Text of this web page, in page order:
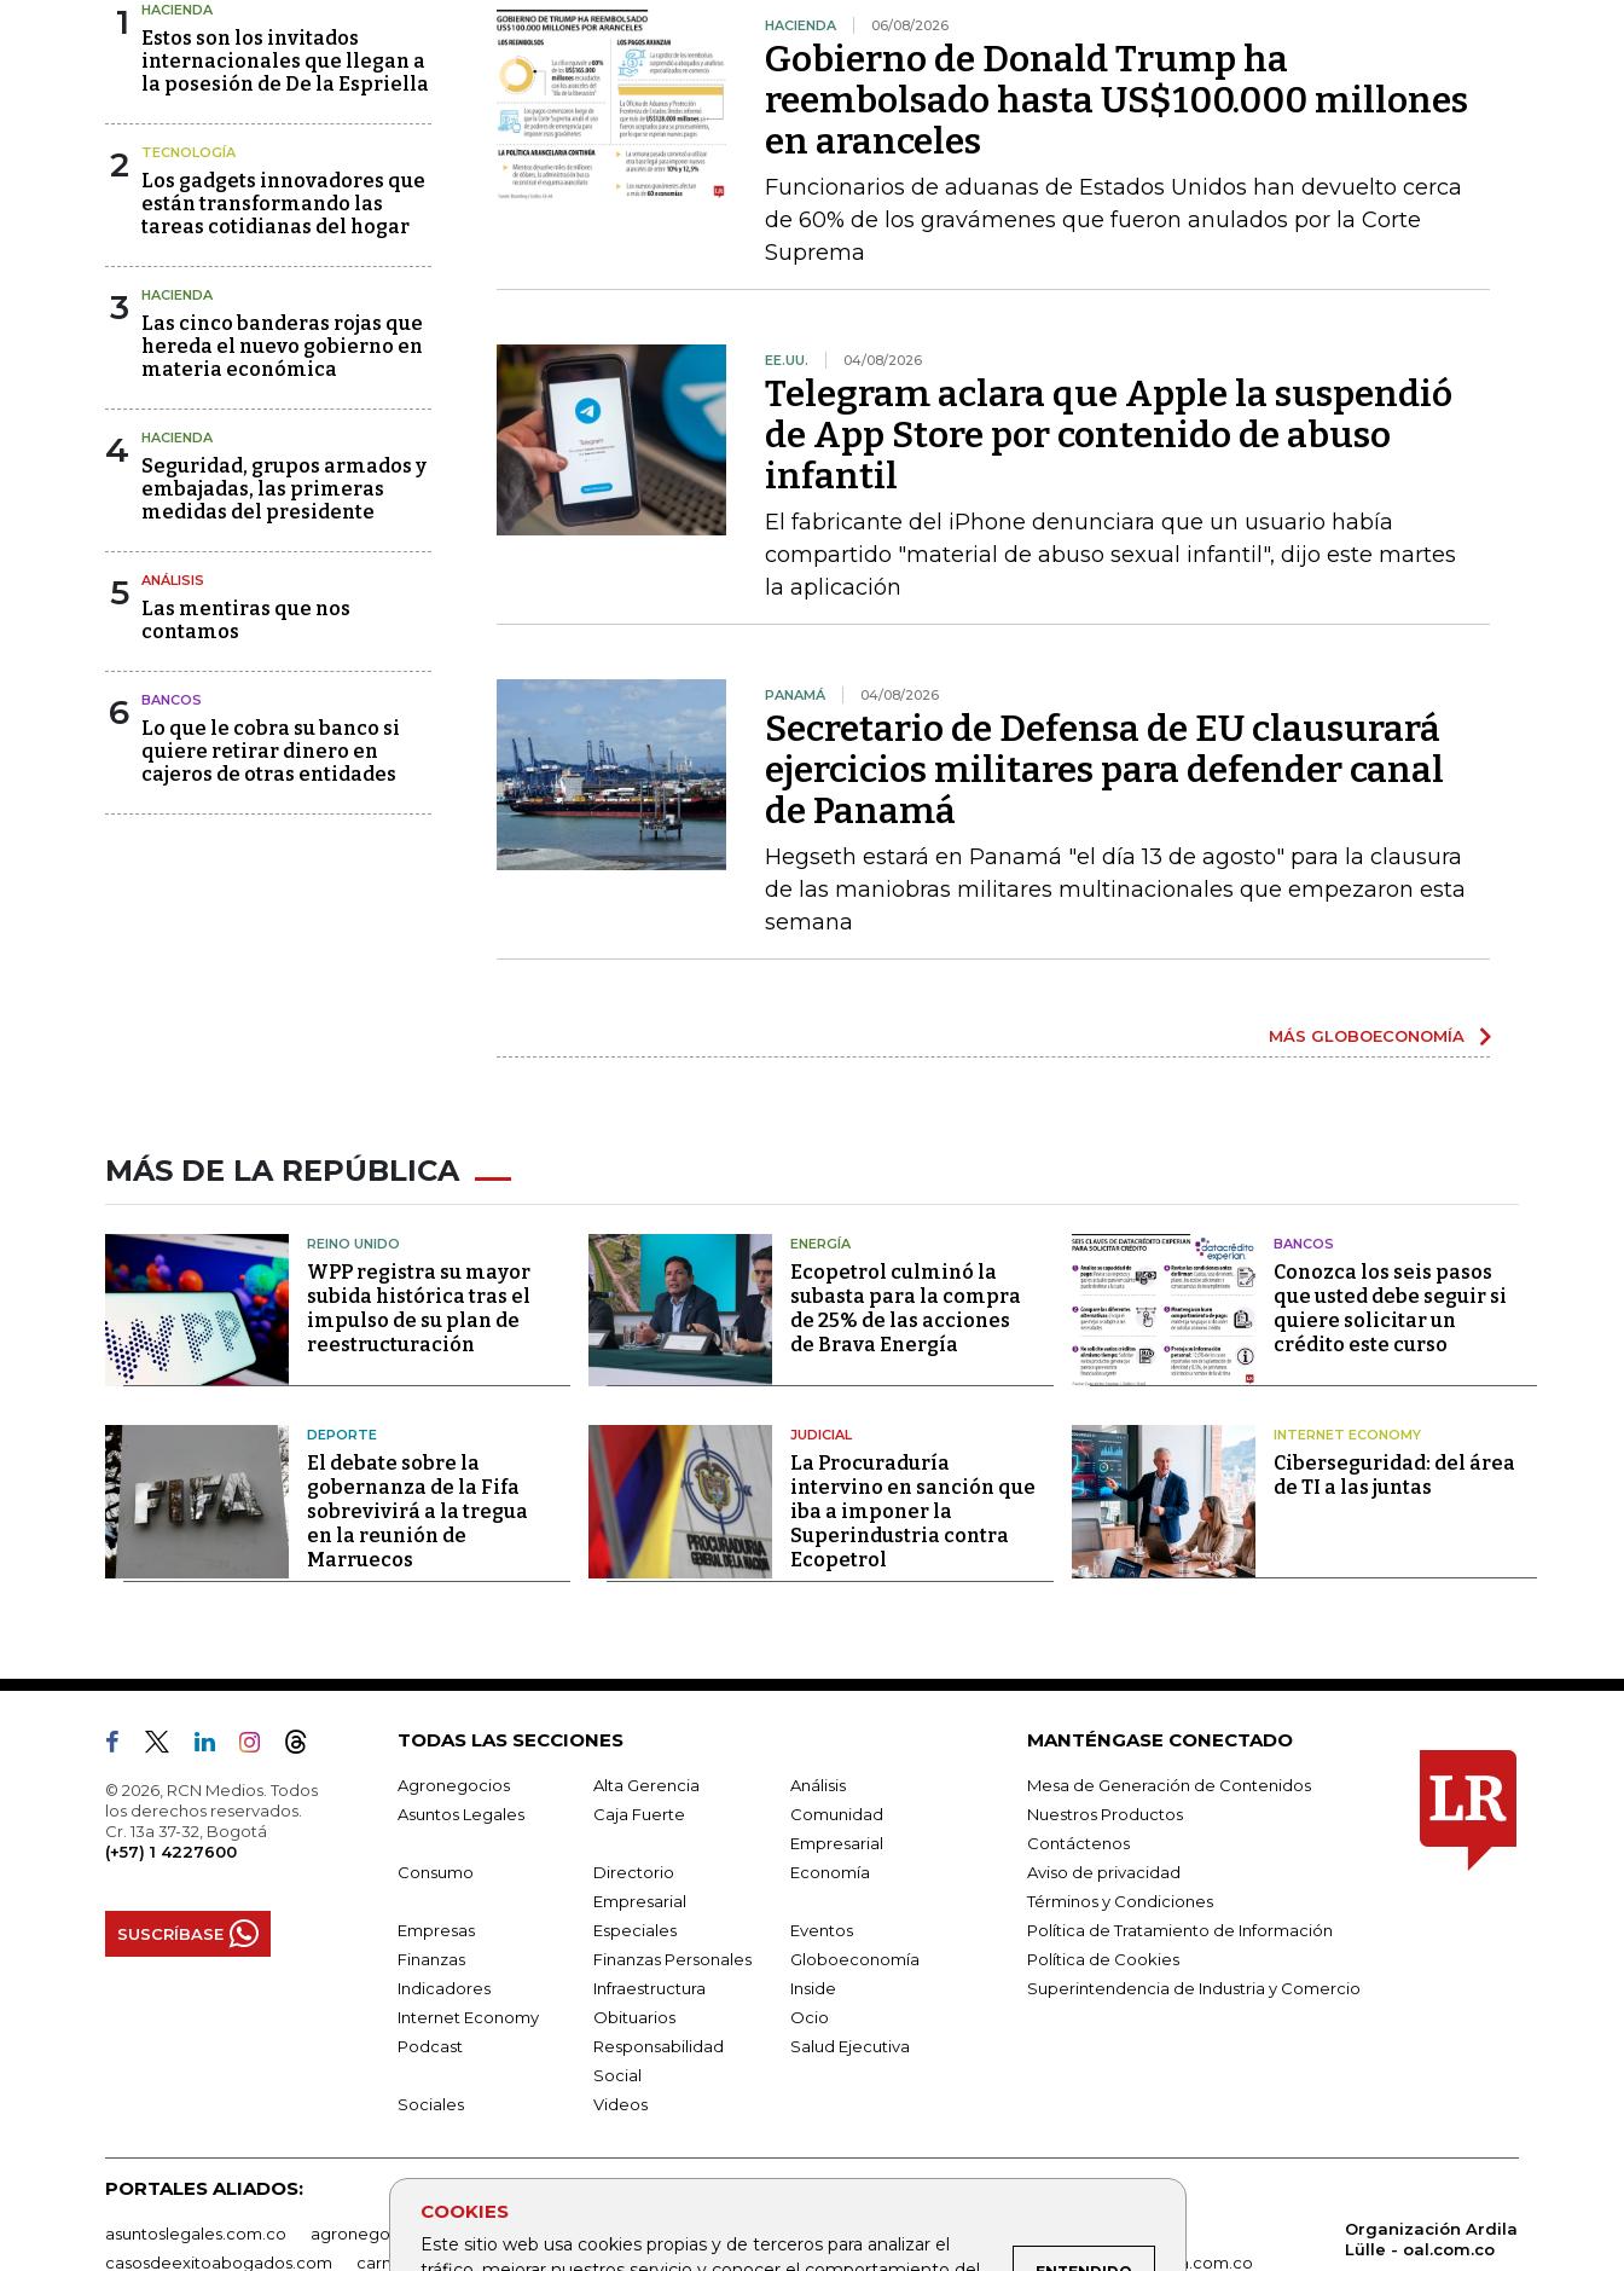
COOKIES
Este sitio web usa cookies propias y de terceros para analizar el
1 HACIENDA
Estos son los invitados
internacionales que llegan a
la posesión de De la Espriella
2 TECNOLOGÍA
Los gadgets innovadores que
están transformando las
tareas cotidianas del hogar
3 HACIENDA
Las cinco banderas rojas que
hereda el nuevo gobierno en
materia económica
4 HACIENDA
Seguridad, grupos armados y
embajadas, las primeras
medidas del presidente
5 ANÁLISIS
Las mentiras que nos
contamos
6 BANCOS
Lo que le cobra su banco si
quiere retirar dinero en
cajeros de otras entidades
HACIENDA 06/08/2026
Gobierno de Donald Trump ha
reembolsado hasta US$100.000 millones
en aranceles
Funcionarios de aduanas de Estados Unidos han devuelto cerca
de 60% de los gravámenes que fueron anulados por la Corte
Suprema
EE.UU. 04/08/2026
Telegram aclara que Apple la suspendió
de App Store por contenido de abuso
infantil
El fabricante del iPhone denunciara que un usuario había
compartido "material de abuso sexual infantil", dijo este martes
la aplicación
PANAMÁ 04/08/2026
Secretario de Defensa de EU clausurará
ejercicios militares para defender canal
de Panamá
Hegseth estará en Panamá "el día 13 de agosto" para la clausura
de las maniobras militares multinacionales que empezaron esta
semana
MÁS GLOBOECONOMÍA
MÁS DE LA REPÚBLICA
REINO UNIDO
WPP registra su mayor
subida histórica tras el
impulso de su plan de
reestructuración
ENERGÍA
Ecopetrol culminó la
subasta para la compra
de 25% de las acciones
de Brava Energía
BANCOS
Conozca los seis pasos
que usted debe seguir si
quiere solicitar un
crédito este curso
DEPORTE
El debate sobre la
gobernanza de la Fifa
sobrevivirá a la tregua
en la reunión de
Marruecos
JUDICIAL
La Procuraduría
intervino en sanción que
iba a imponer la
Superindustria contra
Ecopetrol
INTERNET ECONOMY
Ciberseguridad: del área
de TI a las juntas
© 2026, RCN Medios. Todos
los derechos reservados.
Cr. 13a 37-32, Bogotá
(+57) 1 4227600
SUSCRÍBASE
TODAS LAS SECCIONES
Agronegocios Alta Gerencia
Análisis
Asuntos Legales
Caja Fuerte
Comunidad
Empresarial
Consumo
Directorio
Empresarial
Economía
Empresas Especiales
Eventos
Finanzas
Finanzas Personales
Globoeconomía
Indicadores
Infraestructura
Inside
Internet Economy
Obituarios
Ocio
Podcast
Responsabilidad
Social
Salud Ejecutiva
Sociales Videos
MANTÉNGASE CONECTADO
Mesa de Generación de Contenidos
Nuestros Productos
Contáctenos
Aviso de privacidad
Términos y Condiciones
Política de Tratamiento de Información
Política de Cookies
Superintendencia de Industria y Comercio
PORTALES ALIADOS:
asuntoslegales.com.co agronegocios.co empresas.larepublica.co firmasdeabogados.com
bolsaencolombia.com
casosdeexitoabogados.com
carnavalindustriacultural.com canalrcn.com rcnradio.com noticiasrcn.com lafm.com.co alerta.com.co
Organización Ardila
Lülle - oal.com.co